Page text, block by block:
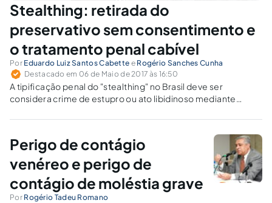
Stealthing: retirada do
preservativo sem consentimento e
o tratamento penal cabível
Por Eduardo Luiz Santos Cabette e Rogério Sanches Cunha
Destacado em 06 de Maio de 2017 às 16:50
A tipificação penal do "stealthing" no Brasil deve ser
considera crime de estupro ou ato libidinoso mediante
de DST, deve-se aplicar também qualificadoras?
Perigo de contágio
venéreo e perigo de
contágio de moléstia grave
Por Rogério Tadeu Romano